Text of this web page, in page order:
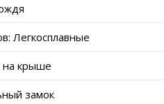
Легкосплавные
на крыше
замок